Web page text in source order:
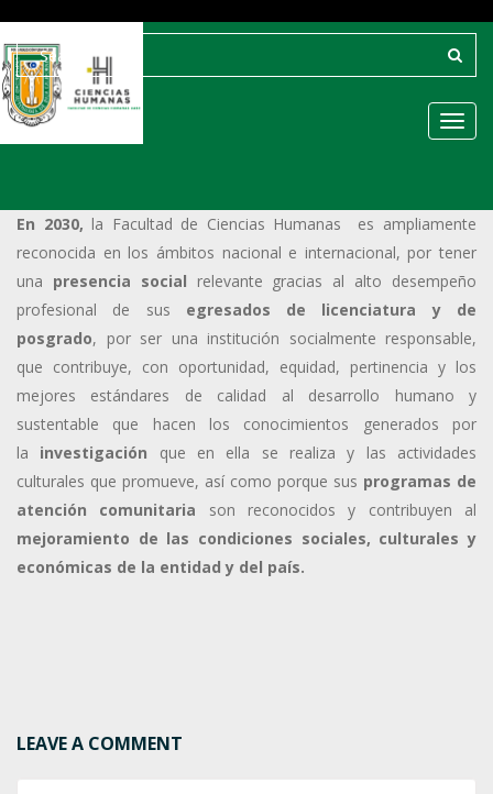
En 2030, la Facultad de Ciencias Humanas es ampliamente
reconocida en los ámbitos nacional e internacional, por tener
una presencia social relevante gracias al alto desempeño
profesional de sus egresados de licenciatura y de
posgrado, por ser una institución socialmente responsable,
que contribuye, con oportunidad, equidad, pertinencia y los
mejores estándares de calidad al desarrollo humano y
sustentable que hacen los conocimientos generados por
la investigación que en ella se realiza y las actividades
culturales que promueve, así como porque sus programas de
atención comunitaria son reconocidos y contribuyen al
mejoramiento de las condiciones sociales, culturales y
económicas de la entidad y del país.
LEAVE A COMMENT